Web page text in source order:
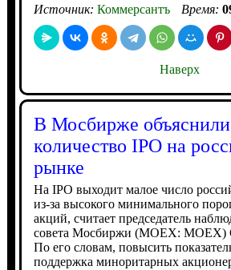
Источник: Коммерсантъ Время:
Наверх
В Мосбирже
количество IPO на
рынке
На IPO выходит малое число
из-за высокого минимального
акций, считает председатель
совета Мосбиржи (MOEX: MOEX)
По его словам, повысить
поддержка миноритарных